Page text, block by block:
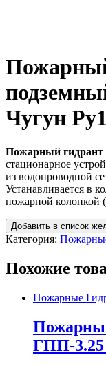
Чугун
Пожарный гидрант
стационарное
из водопроводной
Устанавливается в
пожарной
Добавить в список
Категория:
Похожие
Пожарные
ГПП-3.25